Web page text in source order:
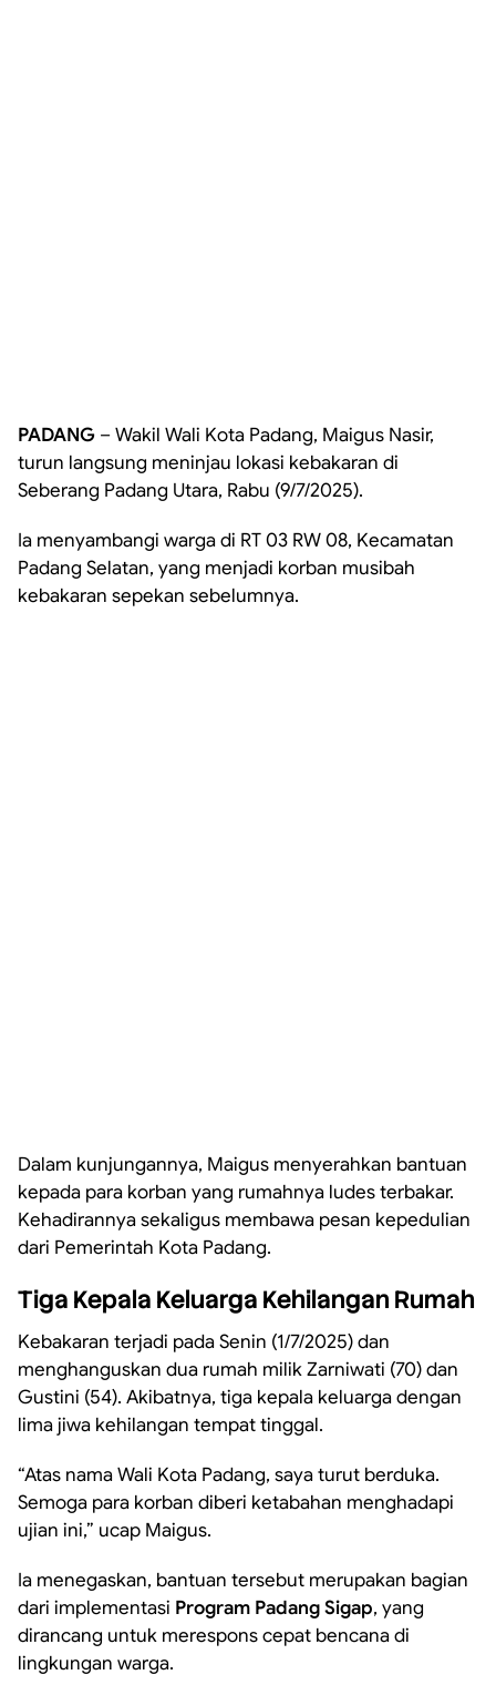
PADANG – Wakil Wali Kota Padang, Maigus Nasir,
turun langsung meninjau lokasi kebakaran di
Seberang Padang Utara, Rabu (9/7/2025).
Ia menyambangi warga di RT 03 RW 08, Kecamatan
Padang Selatan, yang menjadi korban musibah
kebakaran sepekan sebelumnya.
Dalam kunjungannya, Maigus menyerahkan bantuan
kepada para korban yang rumahnya ludes terbakar.
Kehadirannya sekaligus membawa pesan kepedulian
dari Pemerintah Kota Padang.
Tiga Kepala Keluarga Kehilangan Rumah
Kebakaran terjadi pada Senin (1/7/2025) dan
menghanguskan dua rumah milik Zarniwati (70) dan
Gustini (54). Akibatnya, tiga kepala keluarga dengan
lima jiwa kehilangan tempat tinggal.
“Atas nama Wali Kota Padang, saya turut berduka.
Semoga para korban diberi ketabahan menghadapi
ujian ini,” ucap Maigus.
Ia menegaskan, bantuan tersebut merupakan bagian
dari implementasi Program Padang Sigap, yang
dirancang untuk merespons cepat bencana di
lingkungan warga.